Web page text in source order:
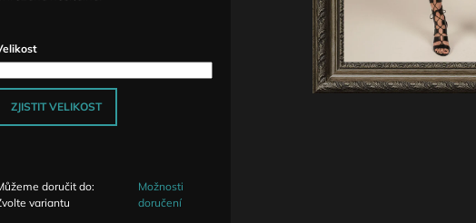
ZJISTIT VELIKOST
doručit do:
variantu
Možnosti
doručení